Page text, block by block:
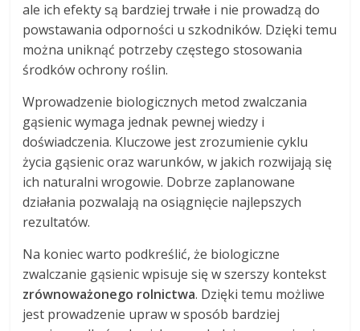
ale ich efekty są bardziej trwałe i nie prowadzą do
powstawania odporności u szkodników. Dzięki temu
można uniknąć potrzeby częstego stosowania
środków ochrony roślin.
Wprowadzenie biologicznych metod zwalczania
gąsienic wymaga jednak pewnej wiedzy i
doświadczenia. Kluczowe jest zrozumienie cyklu
życia gąsienic oraz warunków, w jakich rozwijają się
ich naturalni wrogowie. Dobrze zaplanowane
działania pozwalają na osiągnięcie najlepszych
rezultatów.
Na koniec warto podkreślić, że biologiczne
zwalczanie gąsienic wpisuje się w szerszy kontekst
zrównoważonego rolnictwa. Dzięki temu możliwe
jest prowadzenie upraw w sposób bardziej